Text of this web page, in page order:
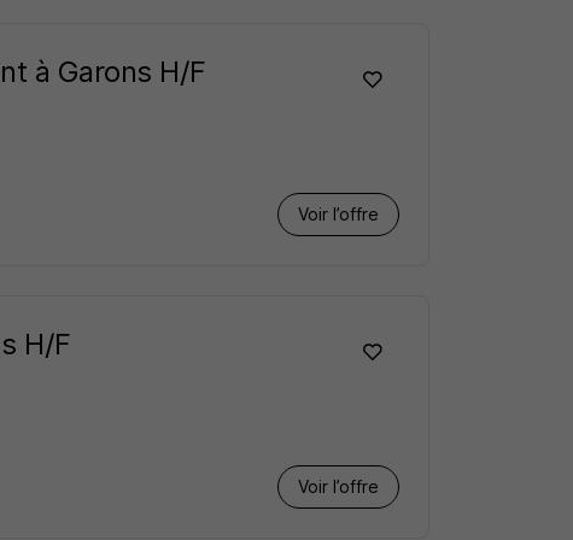
à Garons H/F
Voir l’offre
H/F
Voir l’offre